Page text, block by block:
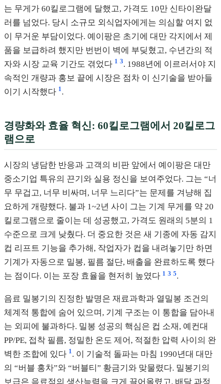
는 무게가 60킬로그램에 달했고, 가격도 10만 신타이완달
러를 넘었다. 당시 소규모 외식업자에게는 의심할 여지 없
이 무거운 부담이었다. 예이팡은 초기에 대만 각지에서 제
품을 보급하려 했지만 번번이 벽에 부딪혔고, 수년간의 적
자와 시장 교육 기간도 겪었다 1 3. 1988년에 이르러서야 지
속적인 개량과 홍보 끝에 시장은 점차 이 신기술을 받아들
이기 시작했다 1.
경량화와 효율 혁신: 60킬로그램에서 20킬로그
램으로
시장의 냉담한 반응과 고객의 비판 앞에서 예이팡은 대만
중소기업 특유의 끈기와 실용 정신을 보여주었다. 그는 “너
무 무겁고, 너무 비싸며, 너무 느리다”는 문제를 겨냥해 집
요하게 개량했다. 불과 1~2년 사이 그는 기계 무게를 약 20
킬로그램으로 줄이는 데 성공했고, 가격도 원래의 5분의 1
수준으로 크게 낮췄다. 더 중요한 것은 새 기종에 자동 감지
컵 리프트 기능을 추가해, 작업자가 컵을 내려놓기만 하면
기계가 자동으로 밀봉, 필름 절단, 배출을 완료하도록 했다
는 점이다. 이는 포장 효율을 현저히 높였다 1 3 5.
음료 밀봉기의 진정한 발명은 재료과학과 열밀봉 조건의
체계적 통합에 숨어 있으며, 기계 구조는 이 통합을 담아내
는 외피에 불과하다. 밀봉 성공의 핵심은 컵 소재, 예컨대
PP/PE, 접착 필름, 정밀한 온도 제어, 적절한 압력 사이의 완
벽한 조합에 있다 1. 이 기술적 돌파는 마침 1990년대 대만
의 “버블 홍차”와 “버블티” 황금기와 맞물렸다. 밀봉기의
보급은 음료점의 생산능력을 크게 끌어올렸고, 배달 과정